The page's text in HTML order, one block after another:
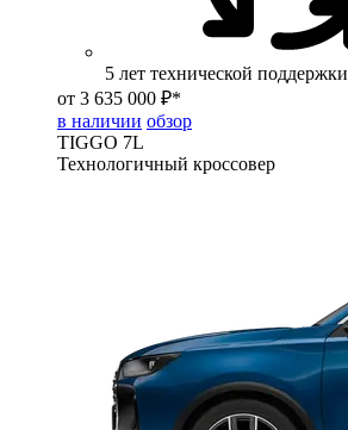
5 лет технической поддержки
от 3 635 000 ₽*
в наличии обзор
TIGGO 7L
Технологичный кроссовер